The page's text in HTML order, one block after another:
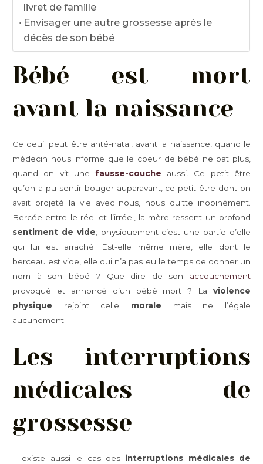
livret de famille
Envisager une autre grossesse après le
décès de son bébé
Bébé est mort
avant la naissance
Ce deuil peut être anté-natal, avant la naissance, quand le
médecin nous informe que le coeur de bébé ne bat plus,
quand on vit une fausse-couche aussi. Ce petit être
qu’on a pu sentir bouger auparavant, ce petit être dont on
avait projeté la vie avec nous, nous quitte inopinément.
Bercée entre le réel et l’irréel, la mère ressent un profond
sentiment de vide; physiquement c’est une partie d’elle
qui lui est arraché. Est-elle même mère, elle dont le
berceau est vide, elle qui n’a pas eu le temps de donner un
nom à son bébé ? Que dire de son accouchement
provoqué et annoncé d’un bébé mort ? La violence
physique rejoint celle morale mais ne l’égale
aucunement.
Les interruptions
médicales de
grossesse
Il existe aussi le cas des interruptions médicales de